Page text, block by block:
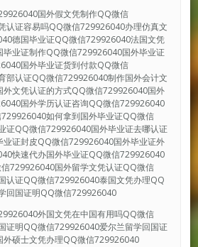
国外假文凭制作QQ微信
认证容易吗QQ微信729926040办理仿真文
德国毕业证QQ微信729926040法国文凭
业证制作QQ微信729926040国外毕业证
国外毕业证货到付款QQ微信
部认证QQ微信729926040制作国外会计文
文凭认证的方式QQ微信729926040国外
国外学历认证咨询QQ微信729926040
如何拿到国外毕业证QQ微信
证QQ微信729926040国外毕业证去哪认证
证封皮QQ微信729926040国外毕业证外
快速代办国外毕业证QQ微信729926040
729926040国外留学文凭认证QQ微信
认证QQ微信729926040泰国文凭办理QQ
回国证明QQ微信729926040
外国文凭在中国有用吗QQ微信
证明QQ微信729926040爱尔兰留学回国证
硕士文凭办理QQ微信729926040